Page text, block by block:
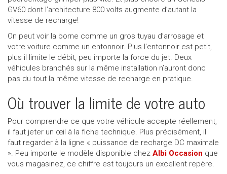
GV60 dont l’architecture 800 volts augmente d’autant la
vitesse de recharge!
On peut voir la borne comme un gros tuyau d’arrosage et
votre voiture comme un entonnoir. Plus l’entonnoir est petit,
plus il limite le débit, peu importe la force du jet. Deux
véhicules branchés sur la même installation n’auront donc
pas du tout la même vitesse de recharge en pratique.
Où trouver la limite de votre auto
Pour comprendre ce que votre véhicule accepte réellement,
il faut jeter un œil à la fiche technique. Plus précisément, il
faut regarder à la ligne « puissance de recharge DC maximale
». Peu importe le modèle disponible chez Albi Occasion que
vous magasinez, ce chiffre est toujours un excellent repère.